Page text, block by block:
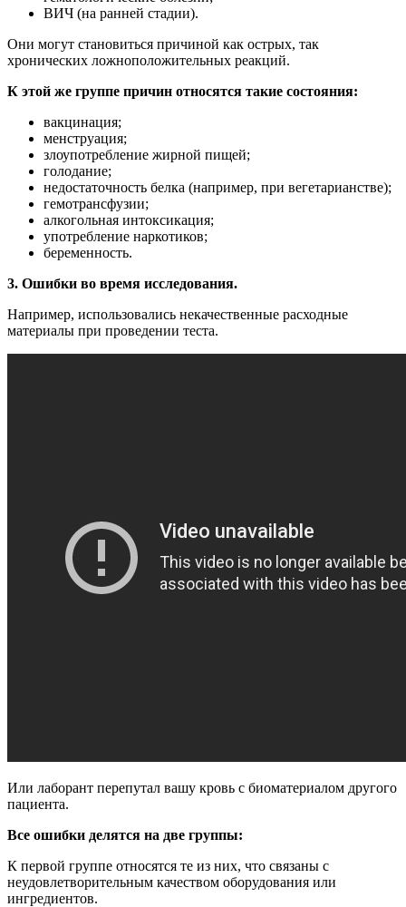
ВИЧ (на ранней стадии).
Они могут становиться причиной как острых, так
хронических ложноположительных реакций.
К этой же группе причин относятся такие состояния:
вакцинация;
менструация;
злоупотребление жирной пищей;
голодание;
недостаточность белка (например, при вегетарианстве);
гемотрансфузии;
алкогольная интоксикация;
употребление наркотиков;
беременность.
3. Ошибки во время исследования.
Например, использовались некачественные расходные
материалы при проведении теста.
Или лаборант перепутал вашу кровь с биоматериалом другого
пациента.
Все ошибки делятся на две группы:
К первой группе относятся те из них, что связаны с
неудовлетворительным качеством оборудования или
ингредиентов.